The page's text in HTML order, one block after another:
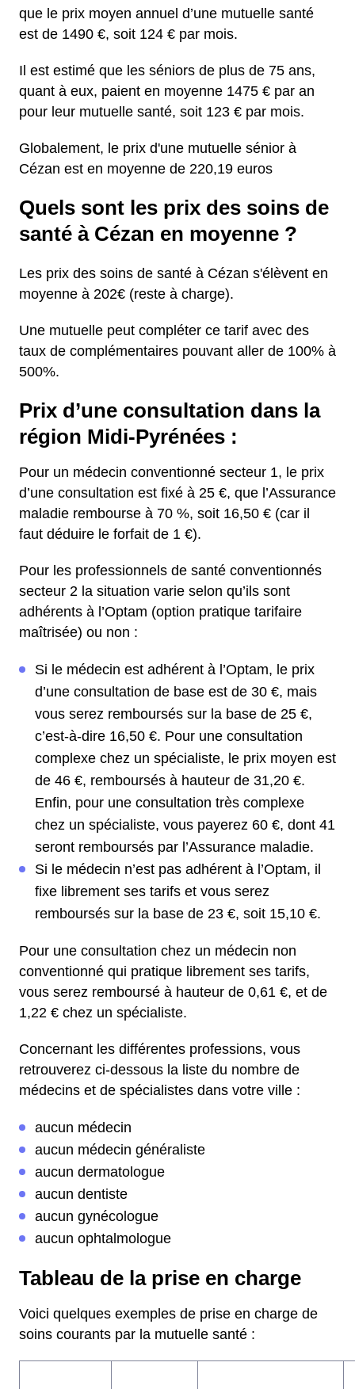
que le prix moyen annuel d’une mutuelle santé
est de 1490 €, soit 124 € par mois.
Il est estimé que les séniors de plus de 75 ans,
quant à eux, paient en moyenne 1475 € par an
pour leur mutuelle santé, soit 123 € par mois.
Globalement, le prix d'une mutuelle sénior à
Cézan est en moyenne de 220,19 euros
Quels sont les prix des soins de
santé à Cézan en moyenne ?
Les prix des soins de santé à Cézan s'élèvent en
moyenne à 202€ (reste à charge).
Une mutuelle peut compléter ce tarif avec des
taux de complémentaires pouvant aller de 100% à
500%.
Prix d’une consultation dans la
région Midi-Pyrénées :
Pour un médecin conventionné secteur 1, le prix
d’une consultation est fixé à 25 €, que l’Assurance
maladie rembourse à 70 %, soit 16,50 € (car il
faut déduire le forfait de 1 €).
Pour les professionnels de santé conventionnés
secteur 2 la situation varie selon qu’ils sont
adhérents à l’Optam (option pratique tarifaire
maîtrisée) ou non :
Si le médecin est adhérent à l’Optam, le prix
d’une consultation de base est de 30 €, mais
vous serez remboursés sur la base de 25 €,
c’est-à-dire 16,50 €. Pour une consultation
complexe chez un spécialiste, le prix moyen est
de 46 €, remboursés à hauteur de 31,20 €.
Enfin, pour une consultation très complexe
chez un spécialiste, vous payerez 60 €, dont 41
seront remboursés par l’Assurance maladie.
Si le médecin n’est pas adhérent à l’Optam, il
fixe librement ses tarifs et vous serez
remboursés sur la base de 23 €, soit 15,10 €.
Pour une consultation chez un médecin non
conventionné qui pratique librement ses tarifs,
vous serez remboursé à hauteur de 0,61 €, et de
1,22 € chez un spécialiste.
Concernant les différentes professions, vous
retrouverez ci-dessous la liste du nombre de
médecins et de spécialistes dans votre ville :
aucun médecin
aucun médecin généraliste
aucun dermatologue
aucun dentiste
aucun gynécologue
aucun ophtalmologue
Tableau de la prise en charge
Voici quelques exemples de prise en charge de
soins courants par la mutuelle santé :